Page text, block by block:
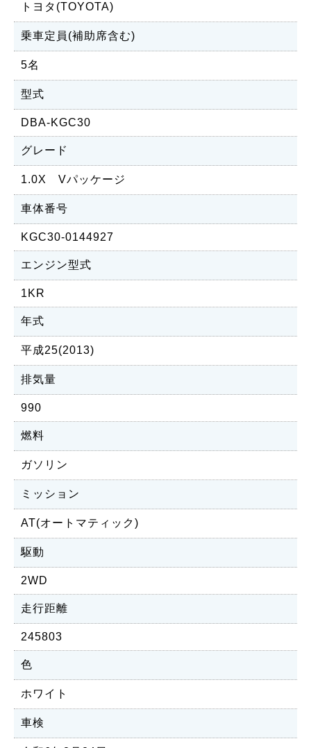
トヨタ(TOYOTA)
乗車定員(補助席含む)
5名
型式
DBA-KGC30
グレード
1.0X Vパッケージ
車体番号
KGC30-0144927
エンジン型式
1KR
年式
平成25(2013)
排気量
990
燃料
ガソリン
ミッション
AT(オートマティック)
駆動
2WD
走行距離
245803
色
ホワイト
車検